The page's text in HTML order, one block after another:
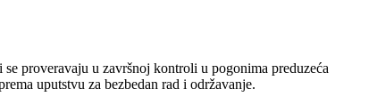
proveravaju u završnoj kontroli u pogonima preduzeća
uputstvu za bezbedan rad i održavanje.